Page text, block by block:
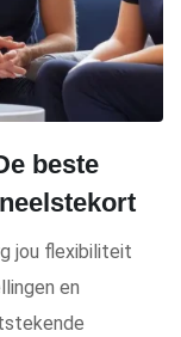
beste
jou flexibiliteit
en